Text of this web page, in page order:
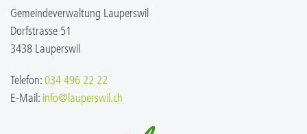
Gemeindeverwaltung Lauperswil
Dorfstrasse 51
3438 Lauperswil
Telefon: 034 496 22 22
E-Mail: info@lauperswil.ch